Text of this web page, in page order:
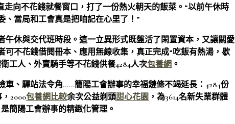
走向不花錢就餐窗口，打了一份熱火朝天的飯菜。“以前午休時
當局和工會真是把咱記在心里了！”
午休與交代班時段。這一立異形式既盤活了閑置資本，又讓關愛
可不花錢借閱冊本、應用無線收集，真正完成“吃飯有熱湯，歇
工人、外賣騎手等不花錢供餐4284人次包養網 。
車、驛站法令角……簡陽工會辦事的幸福鏈條不竭延長：4284份
2000包養網比較余次公益剃頭甜心花園 ，為3614名新失業群體
簡陽工會辦事的精緻化管理。